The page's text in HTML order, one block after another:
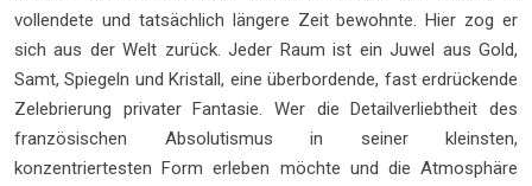
vollendete und tatsächlich längere Zeit bewohnte. Hier zog er
sich aus der Welt zurück. Jeder Raum ist ein Juwel aus Gold,
Samt, Spiegeln und Kristall, eine überbordende, fast erdrückende
Zelebrierung privater Fantasie. Wer die Detailverliebtheit des
französischen Absolutismus in seiner kleinsten,
konzentriertesten Form erleben möchte und die Atmosphäre